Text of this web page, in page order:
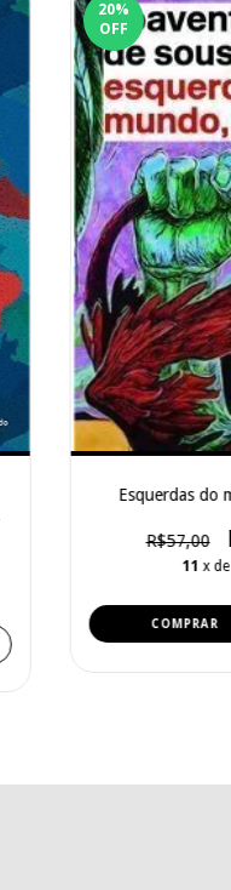
20%
OFF
Esquerdas do
R$57,00
11 x